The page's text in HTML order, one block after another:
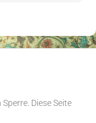
Diese Seite